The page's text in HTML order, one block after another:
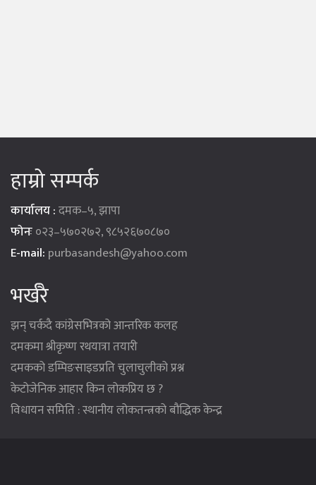
हाम्रो सम्पर्क
कार्यालय :दमक–५, झापा
फोनः०२३–५७०२७२, ९८५२६७०८७०
E-mail: purbasandesh@yahoo.com
भर्खरै
झन् चर्कदै कांग्रेसभित्रको आन्तरिक कलह
दमकमा श्रीकृष्ण रथयात्रा तयारी
दमकको डम्पिङसाइडप्रति चुलाचुलीको प्रश्न
केटोजेनिक आहार किन लोकप्रिय छ ?
विधायन समिति : स्थानीय लोकतन्त्रको बौद्धिक केन्द्र